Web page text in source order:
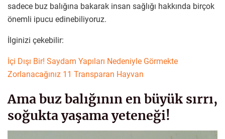
sadece buz balığına bakarak insan sağlığı hakkında birçok
önemli ipucu edinebiliyoruz.
İlginizi çekebilir:
İçi Dışı Bir! Saydam Yapıları Nedeniyle Görmekte
Zorlanacağınız 11 Transparan Hayvan
Ama buz balığının en büyük sırrı,
soğukta yaşama yeteneği!